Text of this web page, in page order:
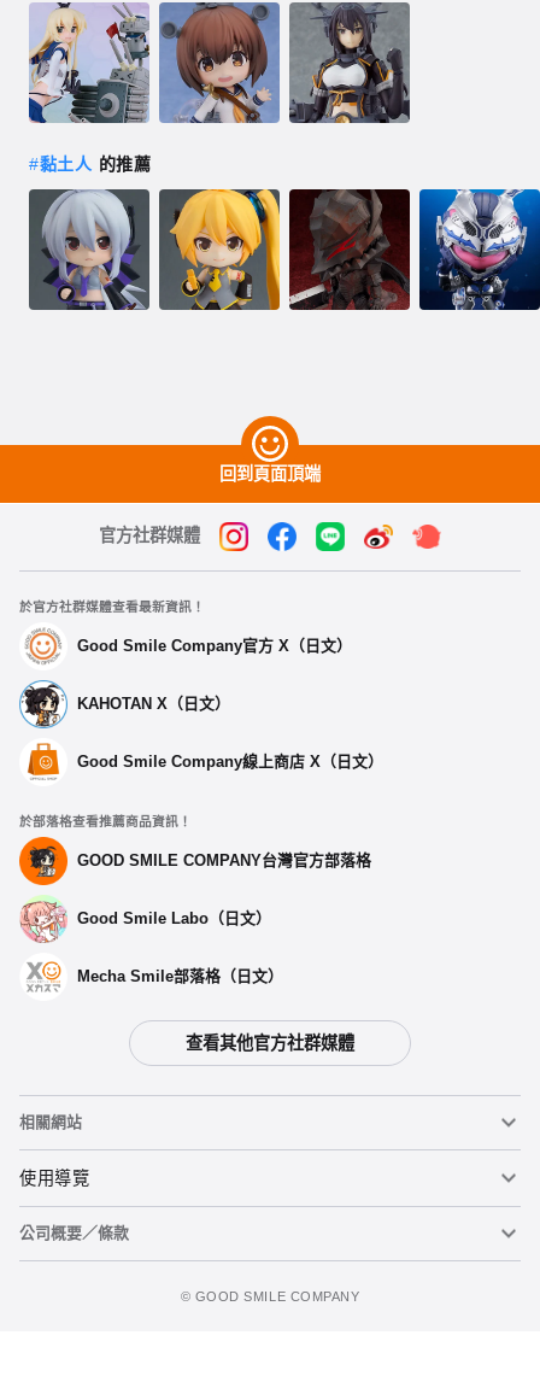
#黏土人 的推薦
回到頁面頂端
官方社群媒體
於官方社群媒體查看最新資訊！
Good Smile Company官方 X（日文）
KAHOTAN X（日文）
Good Smile Company線上商店 X（日文）
於部落格查看推薦商品資訊！
GOOD SMILE COMPANY台灣官方部落格
Good Smile Labo（日文）
Mecha Smile部落格（日文）
查看其他官方社群媒體
相關網站
黏土人
黏土人臉部製造機（英文）
使用導覽
重要公告
公司概要／條款
©️ GOOD SMILE COMPANY